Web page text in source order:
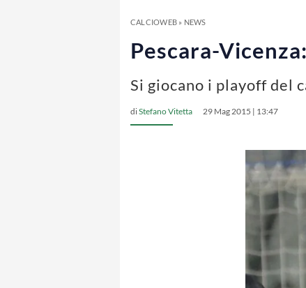
CALCIOWEB» NEWS
Pescara-
Si giocano i playoff del
diStefano Vitetta 29 Mag 2015 | 13:47